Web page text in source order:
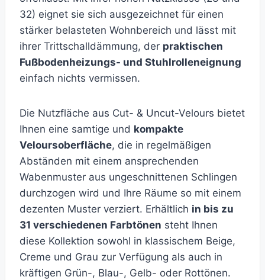
32) eignet sie sich ausgezeichnet für einen
stärker belasteten Wohnbereich und lässt mit
ihrer Trittschalldämmung, der praktischen
Fußbodenheizungs- und Stuhlrolleneignung
einfach nichts vermissen.
Die Nutzfläche aus Cut- & Uncut-Velours bietet
Ihnen eine samtige und kompakte
Veloursoberfläche, die in regelmäßigen
Abständen mit einem ansprechenden
Wabenmuster aus ungeschnittenen Schlingen
durchzogen wird und Ihre Räume so mit einem
dezenten Muster verziert. Erhältlich in bis zu
31 verschiedenen Farbtönen steht Ihnen
diese Kollektion sowohl in klassischem Beige,
Creme und Grau zur Verfügung als auch in
kräftigen Grün-, Blau-, Gelb- oder Rottönen.